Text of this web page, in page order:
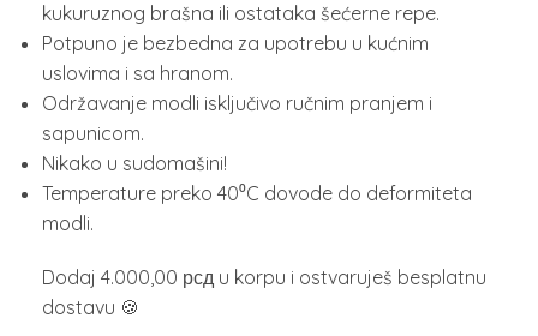
kukuruznog brašna ili ostataka šećerne repe.
Potpuno je bezbedna za upotrebu u kućnim
uslovima i sa hranom.
Održavanje modli isključivo ručnim pranjem i
sapunicom.
Nikako u sudomašini!
Temperature preko 40⁰C dovode do deformiteta
modli.
Dodaj 4.000,00 рсд u korpu i ostvaruješ besplatnu
dostavu 🍪